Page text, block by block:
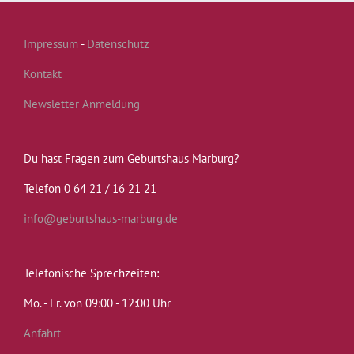
Impressum - Datenschutz
Kontakt
Newsletter Anmeldung
Du hast Fragen zum Geburtshaus Marburg?
Telefon 0 64 21 / 16 21 21
info@geburtshaus-marburg.de
Telefonische Sprechzeiten:
Mo. - Fr. von 09:00 - 12:00 Uhr
Anfahrt